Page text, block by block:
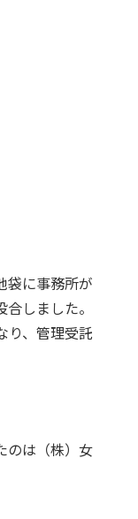
袋に事務所が
しました。
り、管理受託
のは（株）女